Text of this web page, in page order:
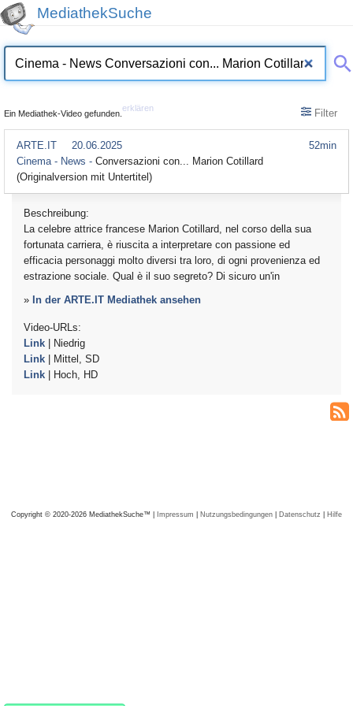
MediathekSuche
Ein Mediathek-Video gefunden.
erklären Filter
52min
ARTE.IT
20.06.2025
Cinema - News - Conversazioni con... Marion Cotillard
(Originalversion mit Untertitel)
Beschreibung:
La celebre attrice francese Marion Cotillard, nel corso della sua
fortunata carriera, è riuscita a interpretare con passione ed
efficacia personaggi molto diversi tra loro, di ogni provenienza ed
estrazione sociale. Qual è il suo segreto? Di sicuro un'in
» In der ARTE.IT Mediathek ansehen
Video-URLs:
Link | Niedrig
Link | Mittel, SD
Link | Hoch, HD
Copyright © 2020-2026 MediathekSuche™ | Impressum | Nutzungsbedingungen | Datenschutz | Hilfe